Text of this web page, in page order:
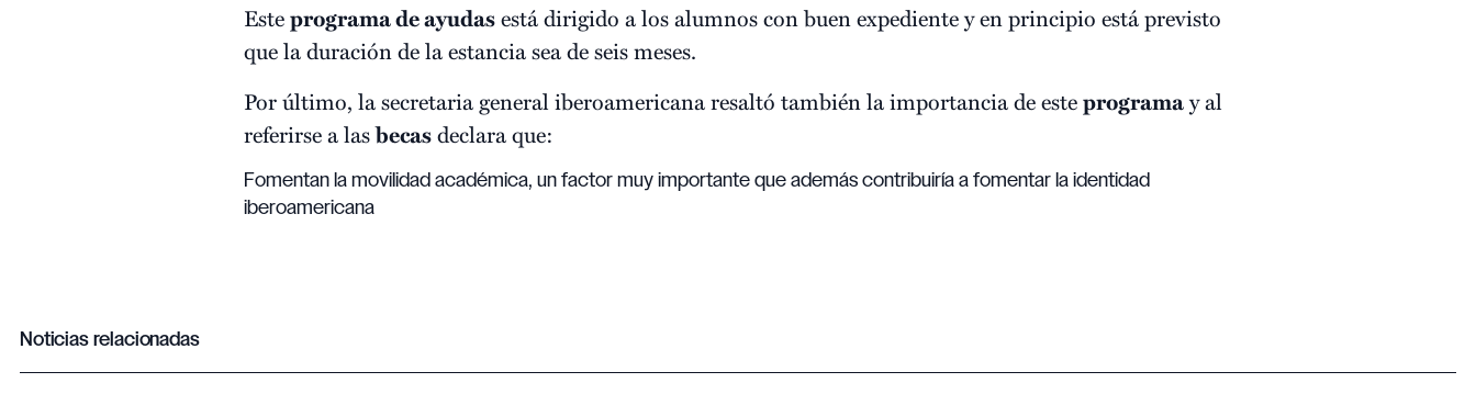
Esteprograma de ayudasestá dirigido a los alumnos con buen expediente y en principio está previsto
que la duración de la estancia sea de seis meses.
Por último, la secretaria general iberoamericana resaltó también la importancia de esteprogramay al
referirse a lasbecasdeclara que:
Fomentan la movilidad académica, un factor muy importante que además contribuiría a fomentar la identidad
iberoamericana
Noticias relacionadas